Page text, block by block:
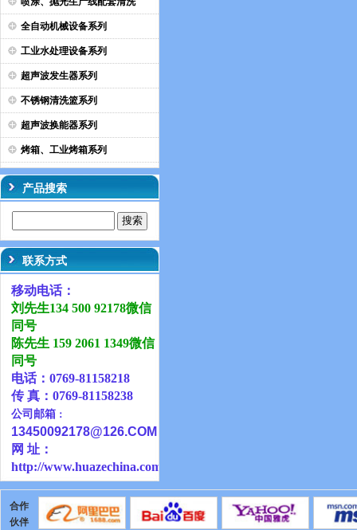
全自动机械设备系列
工业水处理设备系列
超声波发生器系列
不锈钢清洗篮系列
超声波换能器系列
烤箱、工业烤箱系列
产品搜索
联系方式
移动电话：
刘先生134 500 92178微信
同号
陈先生 159 2061 1349微信
同号
电话：0769-81158218
传 真：0769-81158238
公司邮箱 ：
13450092178@126.COM
网 址：
http://www.huazechina.com.cn
合作
伙伴